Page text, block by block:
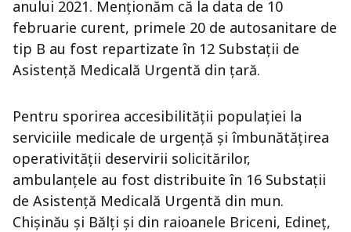
anului 2021. Menționăm că la data de 10
februarie curent, primele 20 de autosanitare de
tip B au fost repartizate în 12 Substații de
Asistență Medicală Urgentă din țară.
Pentru sporirea accesibilității populației la
serviciile medicale de urgență și îmbunătățirea
operativității deservirii solicitărilor,
ambulanțele au fost distribuite în 16 Substații
de Asistență Medicală Urgentă din mun.
Chișinău și Bălți și din raioanele Briceni, Edineț,